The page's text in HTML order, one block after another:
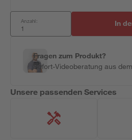
Anzahl: In
Fragen zum Produkt?
Sofort-Videoberatung aus
Unsere passenden Services